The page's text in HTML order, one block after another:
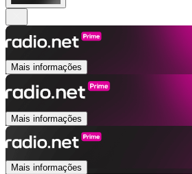
Mais informações
Mais informações
Mais informações